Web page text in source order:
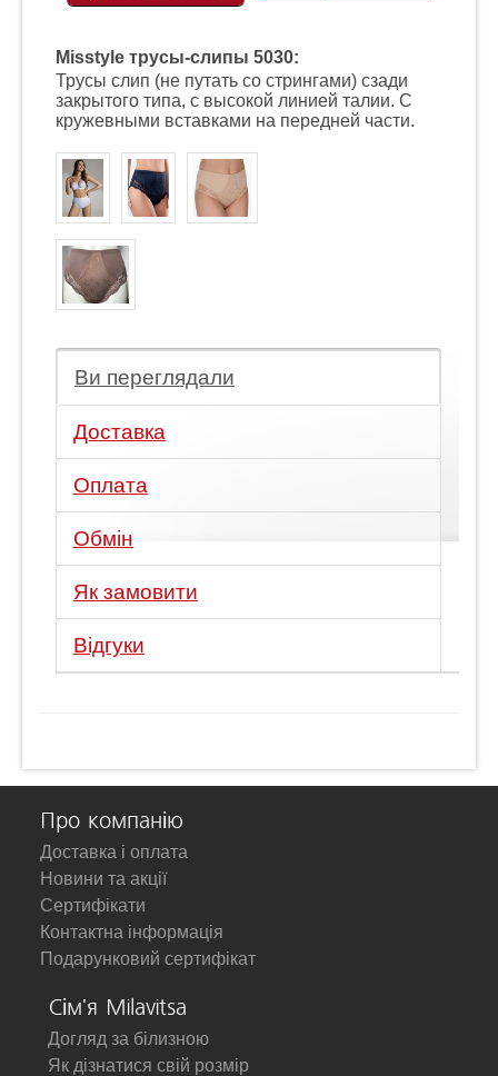
Misstyle трусы-слипы 5030:
Трусы слип (не путать со стрингами) сзади
закрытого типа, с высокой линией талии. С
кружевными вставками на передней части.
Ви переглядали
Доставка
Оплата
Обмін
Як замовити
Відгуки
Про компанію
Доставка і оплата
Новини та акції
Сертифікати
Контактна інформація
Подарунковий сертифікат
Сім'я Milavitsa
Догляд за білизною
Як дізнатися свій розмір